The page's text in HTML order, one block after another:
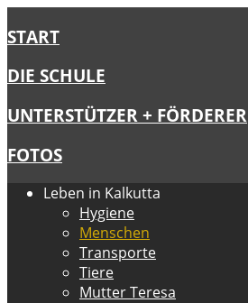
START
DIE SCHULE
UNTERSTÜTZER + FÖRDERER
FOTOS
Leben in Kalkutta
Hygiene
Menschen
Transporte
Tiere
Mutter Teresa